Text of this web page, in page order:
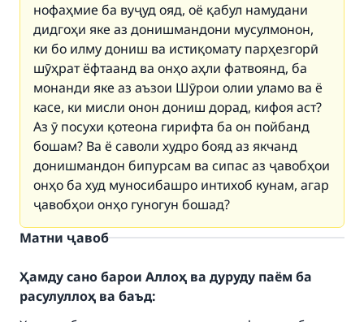
нофаҳмие ба вуҷуд ояд, оё қабул намудани
дидгоҳи яке аз донишмандони мусулмонон,
ки бо илму дониш ва истиқомату парҳезгорӣ
шӯҳрат ёфтаанд ва онҳо аҳли фатвоянд, ба
монанди яке аз аъзои Шӯрои олии уламо ва ё
касе, ки мисли онон дониш дорад, кифоя аст?
Аз ӯ посухи қотеона гирифта ба он пойбанд
бошам? Ва ё саволи худро бояд аз якчанд
донишмандон бипурсам ва сипас аз ҷавобҳои
онҳо ба худ муносибашро интихоб кунам, агар
ҷавобҳои онҳо гуногун бошад?
Матни ҷавоб
Ҳамду сано барои Аллоҳ ва дуруду паём ба
расулуллоҳ ва баъд: